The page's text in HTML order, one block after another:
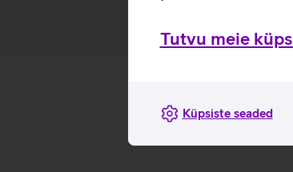
Tutvu meie
Küpsiste seaded